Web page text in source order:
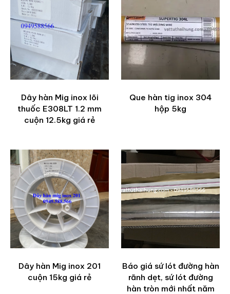
Dây hàn Mig inox lõi
thuốc E308LT 1.2 mm
cuộn 12.5kg giá rẻ
Que hàn tig inox 304
hộp 5kg
Dây hàn Mig inox 201
cuộn 15kg giá rẻ
Báo giá sứ lót đường hàn
rãnh dẹt, sứ lót đường
hàn tròn mới nhất năm